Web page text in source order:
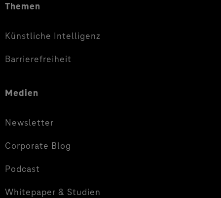
Themen
Künstliche Intelligenz
Barrierefreiheit
Medien
Newsletter
Corporate Blog
Podcast
Whitepaper & Studien